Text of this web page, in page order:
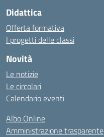
Didattica
Offerta formativa
I progetti delle classi
Novità
Le notizie
Le circolari
Calendario eventi
Albo Online
Amministrazione trasparente